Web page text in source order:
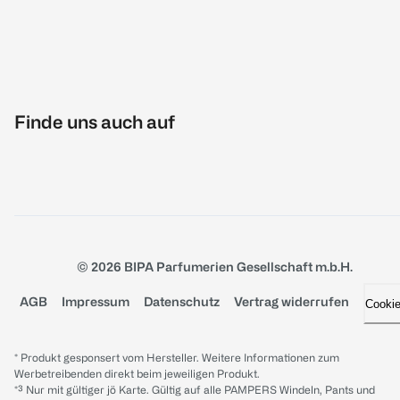
Finde uns auch auf
© 2026 BIPA Parfumerien Gesellschaft m.b.H.
AGB Impressum Datenschutz Vertrag widerrufen
* Produkt gesponsert vom Hersteller. Weitere Informationen zum
Werbetreibenden direkt beim jeweiligen Produkt.
*³ Nur mit gültiger jö Karte. Gültig auf alle PAMPERS Windeln, Pants und